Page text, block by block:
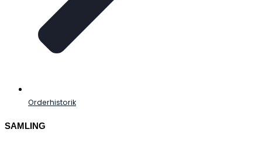
Orderhistorik
SAMLING